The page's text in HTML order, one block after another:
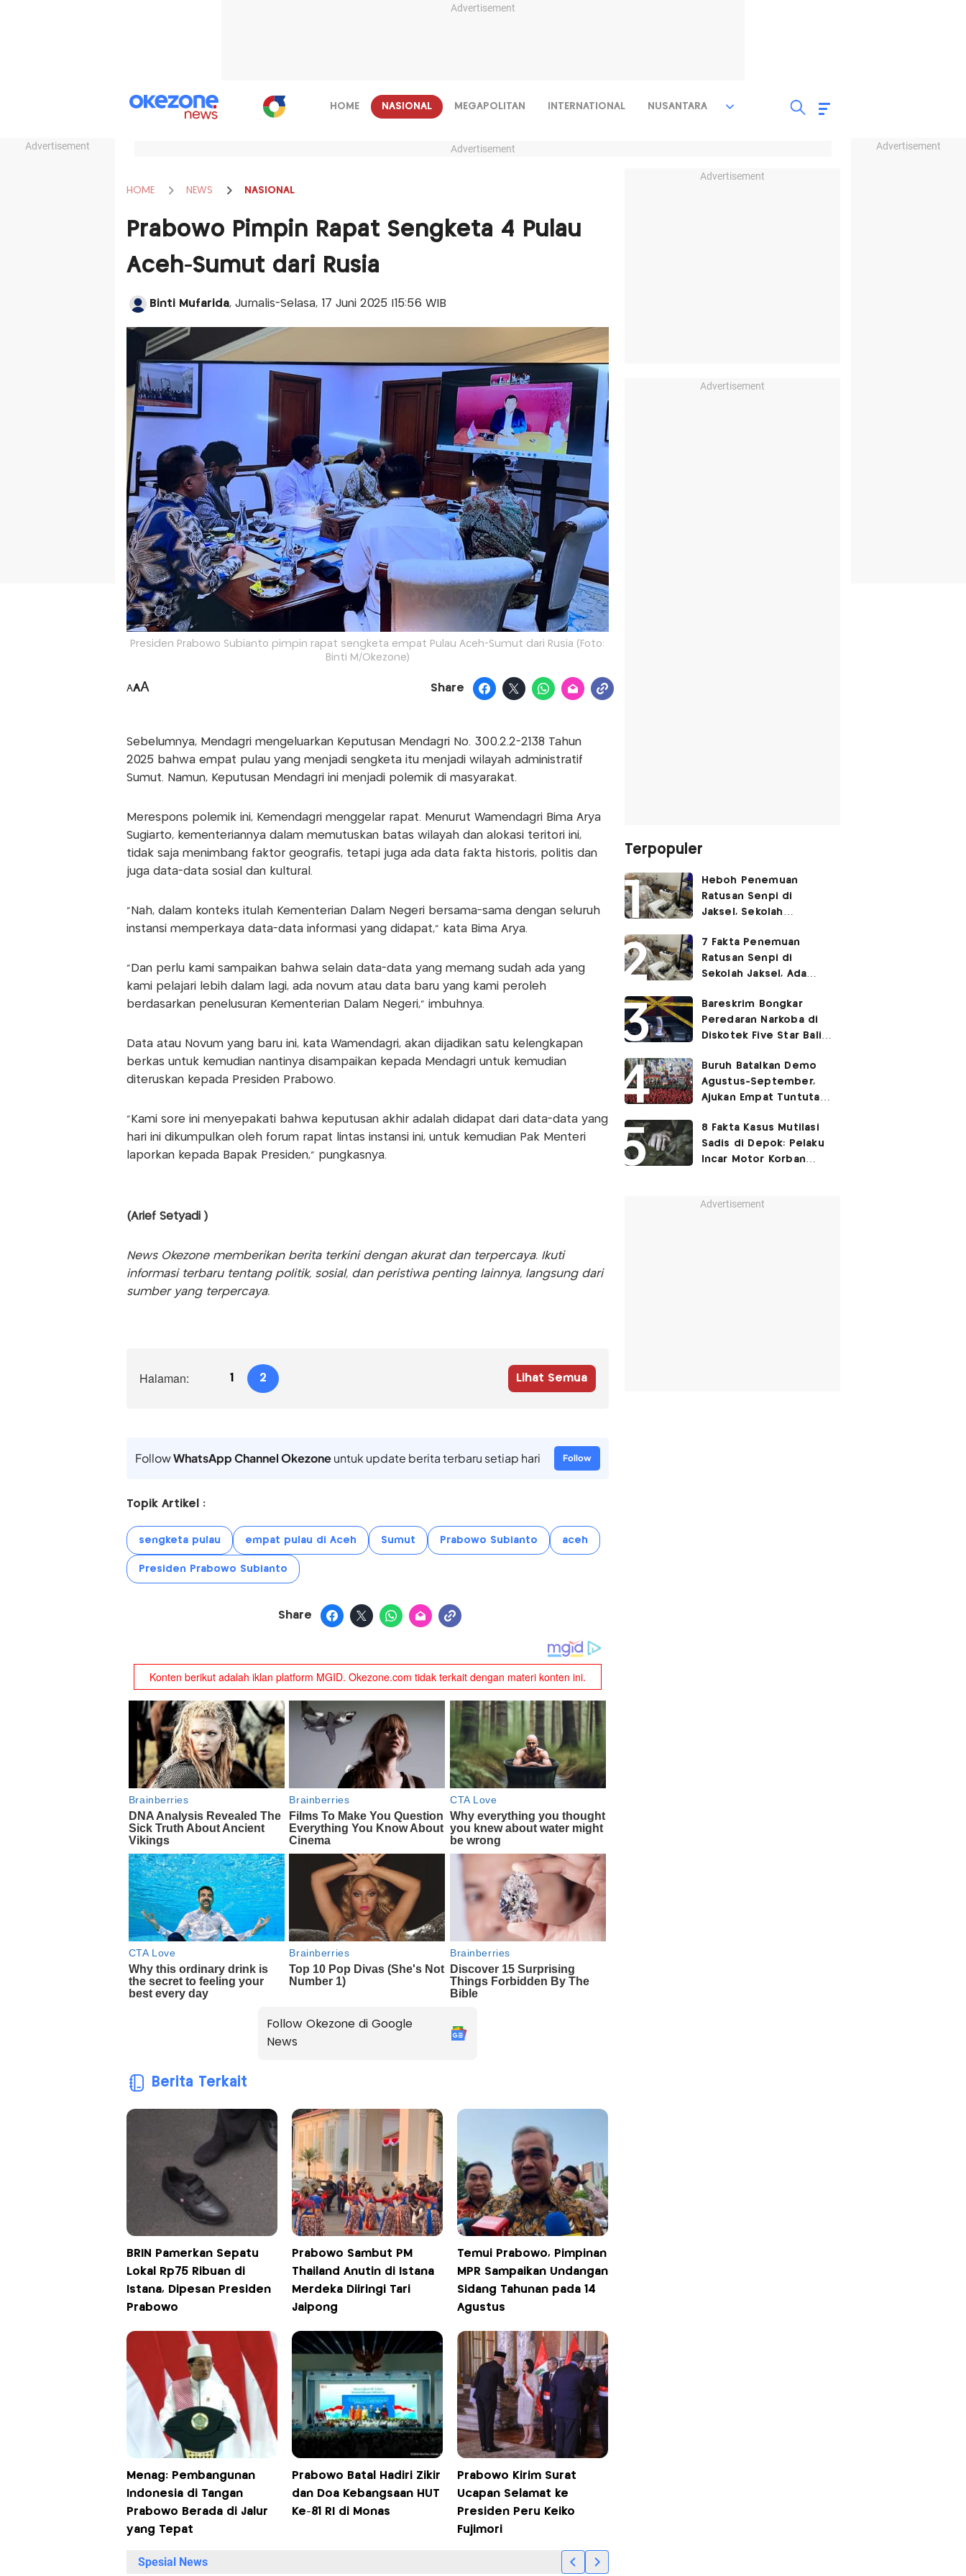
Advertisement
Advertisement Advertisement
HOME NASIONAL MEGAPOLITAN INTERNATIONAL NUSANTARA
Advertisement
HOME NEWS NASIONAL
Prabowo Pimpin Rapat Sengketa 4 Pulau
Aceh-Sumut dari Rusia
Binti Mufarida, Jurnalis-Selasa, 17 Juni 2025 |15:56 WIB
Presiden Prabowo Subianto pimpin rapat sengketa empat Pulau Aceh-Sumut dari Rusia (Foto:
Binti M/Okezone)
AAA Share
Sebelumnya, Mendagri mengeluarkan Keputusan Mendagri No. 300.2.2-2138 Tahun
2025 bahwa empat pulau yang menjadi sengketa itu menjadi wilayah administratif
Sumut. Namun, Keputusan Mendagri ini menjadi polemik di masyarakat.
Merespons polemik ini, Kemendagri menggelar rapat. Menurut Wamendagri Bima Arya
Sugiarto, kementeriannya dalam memutuskan batas wilayah dan alokasi teritori ini,
tidak saja menimbang faktor geografis, tetapi juga ada data fakta historis, politis dan
juga data-data sosial dan kultural.
"Nah, dalam konteks itulah Kementerian Dalam Negeri bersama-sama dengan seluruh
instansi memperkaya data-data informasi yang didapat," kata Bima Arya.
"Dan perlu kami sampaikan bahwa selain data-data yang memang sudah ada yang
kami pelajari lebih dalam lagi, ada novum atau data baru yang kami peroleh
berdasarkan penelusuran Kementerian Dalam Negeri," imbuhnya.
Data atau Novum yang baru ini, kata Wamendagri, akan dijadikan satu kelengkapan
berkas untuk kemudian nantinya disampaikan kepada Mendagri untuk kemudian
diteruskan kepada Presiden Prabowo.
"Kami sore ini menyepakati bahwa keputusan akhir adalah didapat dari data-data yang
hari ini dikumpulkan oleh forum rapat lintas instansi ini, untuk kemudian Pak Menteri
laporkan kepada Bapak Presiden," pungkasnya.
(Arief Setyadi )
News Okezone memberikan berita terkini dengan akurat dan terpercaya. Ikuti
informasi terbaru tentang politik, sosial, dan peristiwa penting lainnya, langsung dari
sumber yang terpercaya.
Halaman: 1 2 Lihat Semua
FollowWhatsApp Channel Okezoneuntuk update berita terbaru setiap hari Follow
Topik Artikel :
sengketa pulau empat pulau di Aceh Sumut Prabowo Subianto aceh
Presiden Prabowo Subianto
Share
Follow Okezone di Google
News
Berita Terkait
BRIN Pamerkan Sepatu
Lokal Rp75 Ribuan di
Istana, Dipesan Presiden
Prabowo
Prabowo Sambut PM
Thailand Anutin di Istana
Merdeka Diiringi Tari
Jaipong
Temui Prabowo, Pimpinan
MPR Sampaikan Undangan
Sidang Tahunan pada 14
Agustus
Menag: Pembangunan
Indonesia di Tangan
Prabowo Berada di Jalur
yang Tepat
Prabowo Batal Hadiri Zikir
dan Doa Kebangsaan HUT
Ke-81 RI di Monas
Prabowo Kirim Surat
Ucapan Selamat ke
Presiden Peru Keiko
Fujimori
Advertisement
Advertisement
Terpopuler
Heboh Penemuan
Ratusan Senpi di
Jaksel, Sekolah
Kegiatan Eskul
Menembak
7 Fakta Penemuan
Ratusan Senpi di
Sekolah Jaksel, Ada
Ruang Bunker
Bareskrim Bongkar
Peredaran Narkoba di
Diskotek Five Star Bali,
Buruh Batalkan Demo
Agustus-September,
Ajukan Empat Tuntutan
8 Fakta Kasus Mutilasi
Sadis di Depok: Pelaku
Incar Motor Korban
Advertisement